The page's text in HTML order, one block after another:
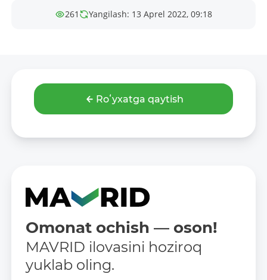
261 Yangilash: 13 Aprel 2022, 09:18
Roʻyxatga qaytish
Omonat ochish — oson!
MAVRID ilovasini hoziroq
yuklab oling.